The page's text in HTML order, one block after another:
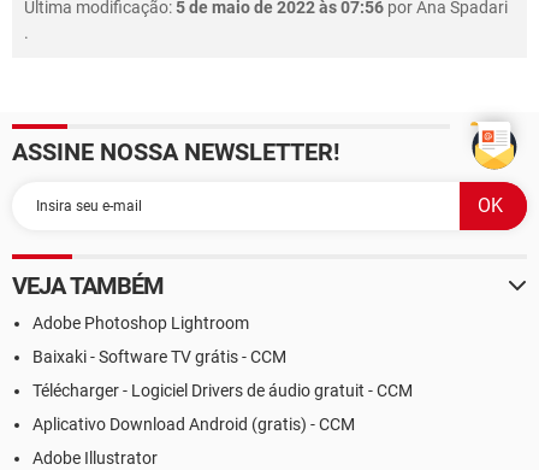
Última modificação:5 de maio de 2022 às 07:56 porAna Spadari
.
ASSINE NOSSA NEWSLETTER!
VEJA TAMBÉM
Adobe Photoshop Lightroom
Baixaki - Software TV grátis - CCM
Télécharger - Logiciel Drivers de áudio gratuit - CCM
Aplicativo Download Android (gratis) - CCM
Adobe Illustrator